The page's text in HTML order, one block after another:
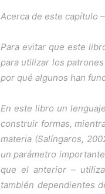
Acerca de este capítulo
Para evitar que este
para utilizar los
por qué algunos han
En este libro un
construir formas,
materia (Salíngaros,
un parámetro
que el anterior –
también dependientes